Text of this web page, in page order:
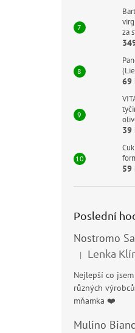
za
69
39
59
Poslední
Hodnocení
| Lenka
Nejlepší co
různých
mňamka ❤️
Mulino